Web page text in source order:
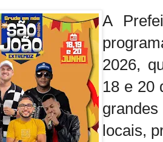
A
2026,
18 e 20
locais,